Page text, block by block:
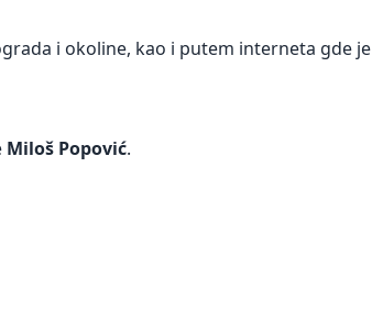
i okoline, kao i putem interneta gde je
Miloš Popović.